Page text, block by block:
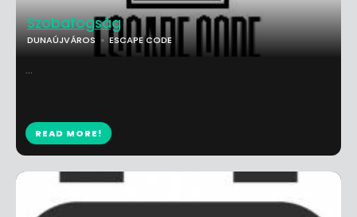
Szobafogság
DUNAÚJVÁROS ESCAPE CODE
...
READ MORE!